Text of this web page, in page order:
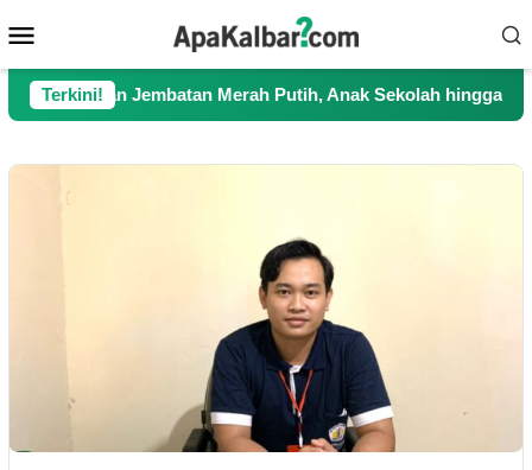
ke
kontenMobile
Terkini!
Jembatan Merah Putih, Anak Sekolah hingga Petani